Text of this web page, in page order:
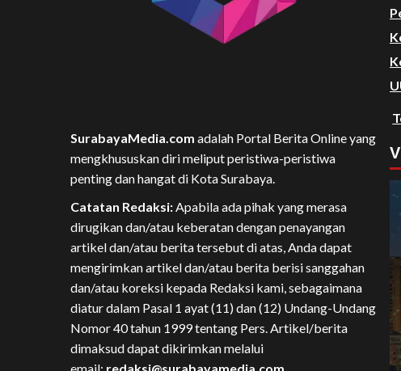
SurabayaMedia.com adalah Portal Berita Online yang
mengkhususkan diri meliput peristiwa-peristiwa
penting dan hangat di Kota Surabaya.
Catatan Redaksi:Apabila ada pihak yang merasa
dirugikan dan/atau keberatan dengan penayangan
artikel dan/atau berita tersebut di atas, Anda dapat
mengirimkan artikel dan/atau berita berisi sanggahan
dan/atau koreksi kepada Redaksi kami, sebagaimana
diatur dalam Pasal 1 ayat (11) dan (12) Undang-Undang
Nomor 40 tahun 1999 tentang Pers. Artikel/berita
dimaksud dapat dikirimkan melalui